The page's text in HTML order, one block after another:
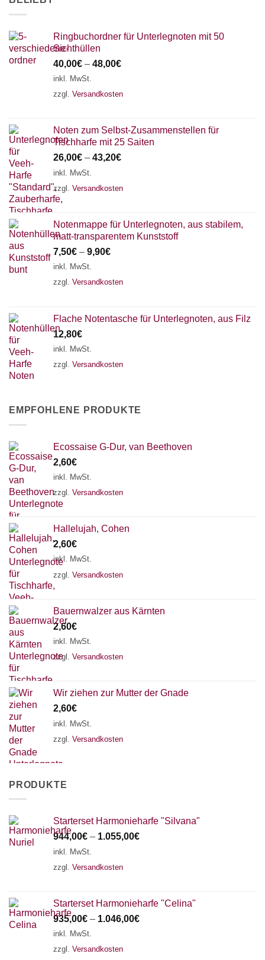
Ringbuchordner für Unterlegnoten mit 50
Sichthüllen
40,00€ – 48,00€
inkl. MwSt.
zzgl. Versandkosten
Noten zum Selbst-Zusammenstellen für
Tischharfe mit 25 Saiten
26,00€ – 43,20€
inkl. MwSt.
zzgl. Versandkosten
Notenmappe für Unterlegnoten, aus stabilem,
matt-transparentem Kunststoff
7,50€ – 9,90€
inkl. MwSt.
zzgl. Versandkosten
Flache Notentasche für Unterlegnoten, aus Filz
12,80€
inkl. MwSt.
zzgl. Versandkosten
EMPFOHLENE PRODUKTE
Ecossaise G-Dur, van Beethoven
2,60€
inkl. MwSt.
zzgl. Versandkosten
Hallelujah, Cohen
2,60€
inkl. MwSt.
zzgl. Versandkosten
Bauernwalzer aus Kärnten
2,60€
inkl. MwSt.
zzgl. Versandkosten
Wir ziehen zur Mutter der Gnade
2,60€
inkl. MwSt.
zzgl. Versandkosten
PRODUKTE
Starterset Harmonieharfe "Silvana"
944,00€ – 1.055,00€
inkl. MwSt.
zzgl. Versandkosten
Starterset Harmonieharfe "Celina"
935,00€ – 1.046,00€
inkl. MwSt.
zzgl. Versandkosten